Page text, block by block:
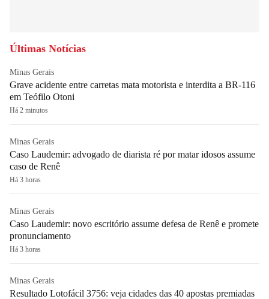
Últimas Notícias
Minas Gerais
Grave acidente entre carretas mata motorista e interdita a BR-116
em Teófilo Otoni
Há 2 minutos
Minas Gerais
Caso Laudemir: advogado de diarista ré por matar idosos assume
caso de Renê
Há 3 horas
Minas Gerais
Caso Laudemir: novo escritório assume defesa de Renê e promete
pronunciamento
Há 3 horas
Minas Gerais
Resultado Lotofácil 3756: veja cidades das 40 apostas premiadas